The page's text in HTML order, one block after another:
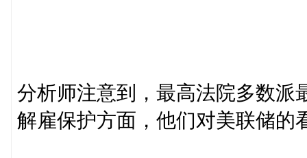
分析师注意到，最高法院多数派
解雇保护方面，他们对美联储的